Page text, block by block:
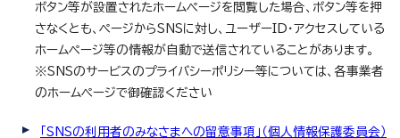
ボタン等が設置されたホームページを閲覧した場合、ボタン等を押
さなくとも、ページからSNSに対し、ユーザーID・アクセスしている
ホームページ等の情報が自動で送信されていることがあります。
※SNSのサービスのプライバシーポリシー等については、各事業者
のホームページで御確認ください
「SNSの利用者のみなさまへの留意事項」（個人情報保護委員会）